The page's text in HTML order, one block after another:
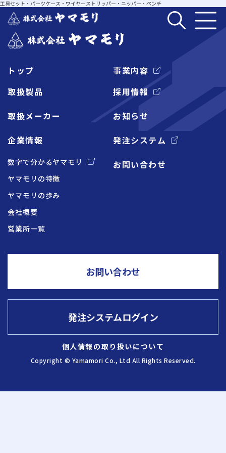
事業内容
取扱製品
取扱メーカー
採用情報
発注システムログイン
工具セット・パーツケース・ワイヤーストリッパー・ニッパー・ペンチ
トップ
企業情報
数字で分かるヤマモリ
ヤマモリの特徴
ヤマモリの歩み
会社概要
営業所一覧
事業内容
取扱製品
取扱メーカー
採用情報
お知らせ
発注システム
お問い合わせ
個人情報の取り扱いについて
Copyright © Yamamori Co., Ltd All Rights Reserved.
お問い合わせ
発注システムログイン